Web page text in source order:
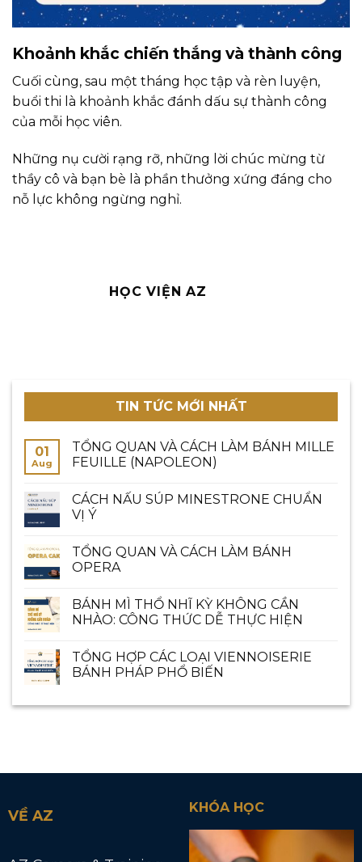
Khoảnh khắc chiến thắng và thành công
Cuối cùng, sau một tháng học tập và rèn luyện,
buổi thi là khoảnh khắc đánh dấu sự thành công
của mỗi học viên.
Những nụ cười rạng rỡ, những lời chúc mừng từ
thầy cô và bạn bè là phần thưởng xứng đáng cho
nỗ lực không ngừng nghỉ.
HỌC VIỆN AZ
TIN TỨC MỚI NHẤT
01
Aug
TỔNG QUAN VÀ CÁCH LÀM BÁNH MILLE
FEUILLE (NAPOLEON)
CÁCH NẤU SÚP MINESTRONE CHUẨN
VỊ Ý
TỔNG QUAN VÀ CÁCH LÀM BÁNH
OPERA
BÁNH MÌ THỔ NHĨ KỲ KHÔNG CẦN
NHÀO: CÔNG THỨC DỄ THỰC HIỆN
TỔNG HỢP CÁC LOẠI VIENNOISERIE
BÁNH PHÁP PHỔ BIẾN
VỀ AZ KHÓA HỌC